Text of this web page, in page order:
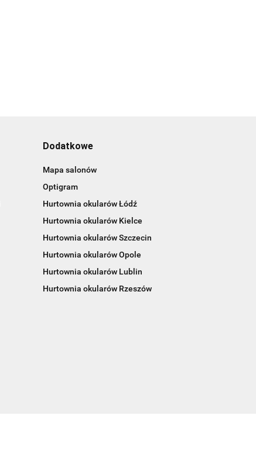
Dodatkowe
Mapa salonów
Optigram
Hurtownia okularów Łódź
Hurtownia okularów Kielce
Hurtownia okularów Szczecin
Hurtownia okularów Opole
Hurtownia okularów Lublin
Hurtownia okularów Rzeszów